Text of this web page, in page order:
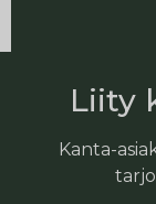
Liity
Kanta-